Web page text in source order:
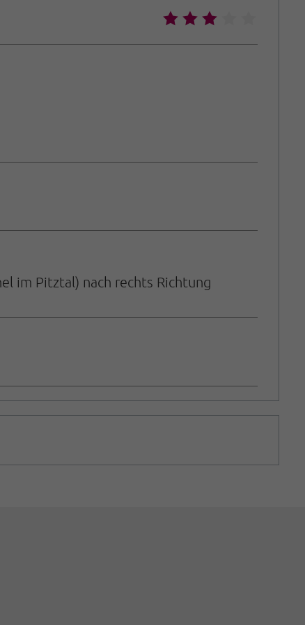
🞙🞙🞙
im Pitztal) nach rechts Richtung